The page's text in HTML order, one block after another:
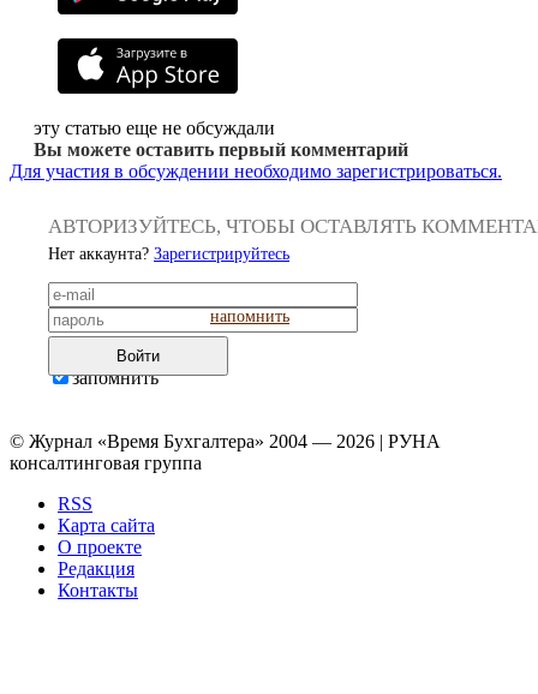
эту статью еще не обсуждали
Вы можете оставить первый комментарий
Для участия в обсуждении необходимо зарегистрироваться.
АВТОРИЗУЙТЕСЬ, ЧТОБЫ ОСТАВЛЯТЬ
Нет аккаунта? Зарегистрируйтесь
напомнить
Войти
запомнить
© Журнал «Время Бухгалтера» 2004 — 2026 | РУНА
консалтинговая группа
RSS
Карта сайта
О проекте
Редакция
Контакты